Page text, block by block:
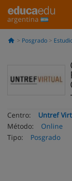
argentina
Posgrado
Centro:
Untref
Método:
Online
Tipo:
Posgrado